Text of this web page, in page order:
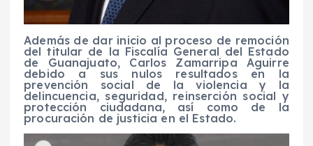
Además de dar inicio al proceso de remoción
del titular de la Fiscalía General del Estado
de Guanajuato, Carlos Zamarripa Aguirre
debido a sus nulos resultados en la
prevención social de la violencia y la
delincuencia, seguridad, reinserción social y
protección ciudadana, así como de la
procuración de justicia en el Estado.